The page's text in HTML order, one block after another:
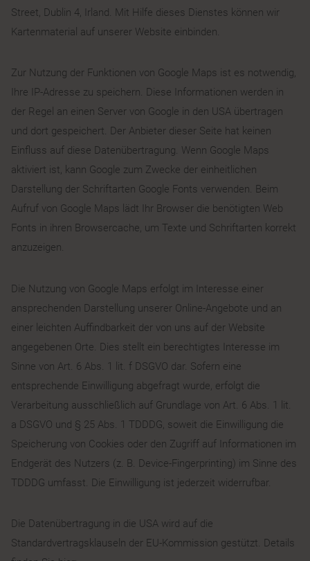
Street, Dublin 4, Irland. Mit Hilfe dieses Dienstes können wir
Kartenmaterial auf unserer Website einbinden.
Zur Nutzung der Funktionen von Google Maps ist es notwendig,
Ihre IP-Adresse zu speichern. Diese Informationen werden in
der Regel an einen Server von Google in den USA übertragen
und dort gespeichert. Der Anbieter dieser Seite hat keinen
Einfluss auf diese Datenübertragung. Wenn Google Maps
aktiviert ist, kann Google zum Zwecke der einheitlichen
Darstellung der Schriftarten Google Fonts verwenden. Beim
Aufruf von Google Maps lädt Ihr Browser die benötigten Web
Fonts in ihren Browsercache, um Texte und Schriftarten korrekt
anzuzeigen.
Die Nutzung von Google Maps erfolgt im Interesse einer
ansprechenden Darstellung unserer Online-Angebote und an
einer leichten Auffindbarkeit der von uns auf der Website
angegebenen Orte. Dies stellt ein berechtigtes Interesse im
Sinne von Art. 6 Abs. 1 lit. f DSGVO dar. Sofern eine
entsprechende Einwilligung abgefragt wurde, erfolgt die
Verarbeitung ausschließlich auf Grundlage von Art. 6 Abs. 1 lit.
a DSGVO und § 25 Abs. 1 TDDDG, soweit die Einwilligung die
Speicherung von Cookies oder den Zugriff auf Informationen im
Endgerät des Nutzers (z. B. Device-Fingerprinting) im Sinne des
TDDDG umfasst. Die Einwilligung ist jederzeit widerrufbar.
Die Datenübertragung in die USA wird auf die
Standardvertragsklauseln der EU-Kommission gestützt. Details